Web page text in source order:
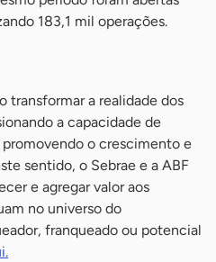
183,1 mil operações.
transformar a realidade dos
a capacidade de
o crescimento e
sentido, o Sebrae e a ABF
e agregar valor aos
no universo do
franqueado ou potencial